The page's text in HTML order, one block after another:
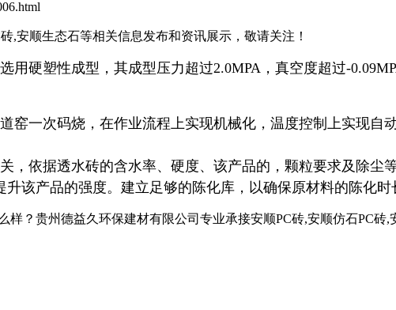
,安顺生态石等相关信息发布和资讯展示，敬请关注！
用硬塑性成型，其成型压力超过2.0MPA，真空度超过-
窑一次码烧，在作业流程上实现机械化，温度控制上实现自
，依据透水砖的含水率、硬度、该产品的，颗粒要求及除尘
该产品的强度。建立足够的陈化库，以确保原材料的陈化时
？贵州德益久环保建材有限公司专业承接安顺PC砖,安顺仿石PC砖,